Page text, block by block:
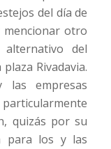
del día de
otro
del
Rivadavia.
las empresas
quizás por su
para los y las